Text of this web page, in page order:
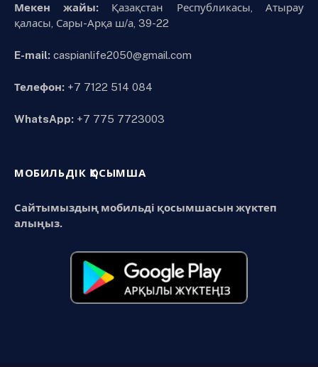
Мекен жайы:Қазақстан Республикасы, Атырау
қаласы, Сары-Арқа ш/а, 39-22
E-mail: caspianlife2050@gmail.com
Телефон: +7 7122 514 084
WhatsApp: +7 775 7723003
МОБИЛЬДІК ҚОСЫМША
Сайтымыздың мобильді қосымшасын жүктеп
алыңыз.